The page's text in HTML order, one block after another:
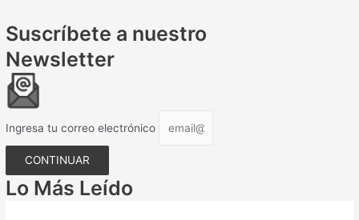
Suscríbete a nuestro
Newsletter
Ingresa tu correo electrónico
CONTINUAR
Lo Más Leído